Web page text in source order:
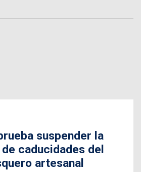
suspender la
caducidades del
artesanal